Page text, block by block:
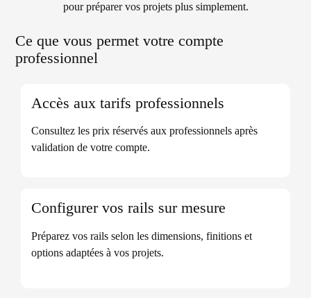
pour préparer vos projets plus simplement.
Ce que vous permet votre compte
professionnel
Accès aux tarifs professionnels
Consultez les prix réservés aux professionnels après
validation de votre compte.
Configurer vos rails sur mesure
Préparez vos rails selon les dimensions, finitions et
options adaptées à vos projets.